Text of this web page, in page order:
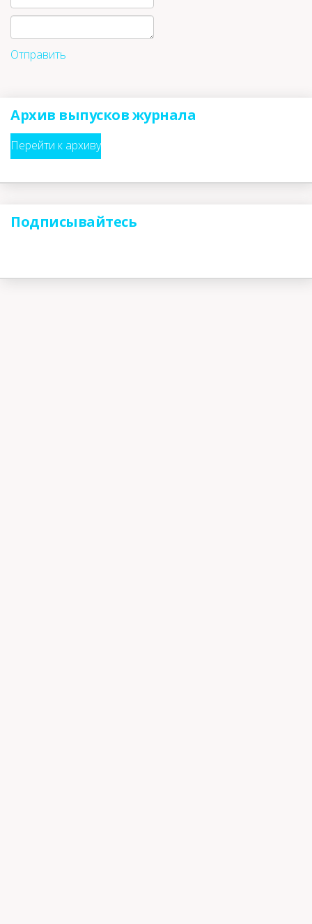
Отправить
Архив выпусков журнала
Перейти к архиву
Подписывайтесь